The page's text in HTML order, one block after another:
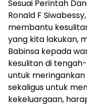
Sesuai Perintah
Ronald F
membantu
yang kita lakukan,
Babinsa kepada
kesulitan di
untuk
sekaligus untuk
kekeluargaan,